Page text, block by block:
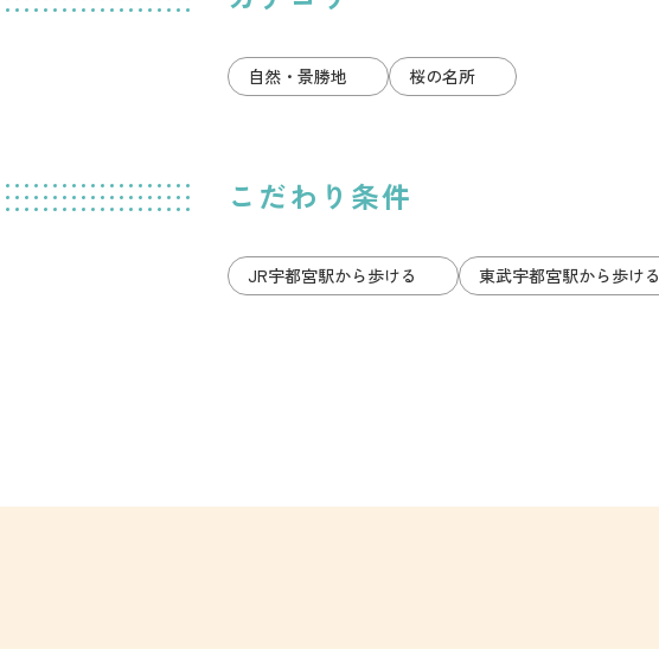
自然・景勝地 桜の名所
こだわり条件
JR宇都宮駅から歩ける 東武宇都宮駅から歩ける